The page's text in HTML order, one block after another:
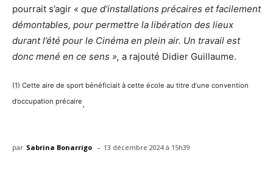
pourrait s’agir « que d’installations précaires et facilement
démontables, pour permettre la libération des lieux
durant l’été pour le Cinéma en plein air. Un travail est
donc mené en ce sens », a rajouté Didier Guillaume.
(1) Cette aire de sport bénéficiait à cette école au titre d’une convention
d’occupation précaire.
par Sabrina Bonarrigo - 13 décembre 2024 à 15h39